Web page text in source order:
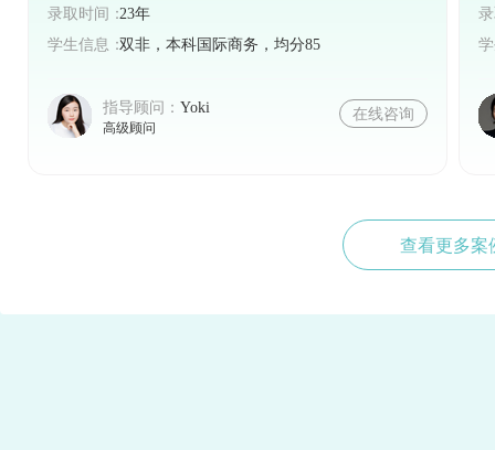
录取时间：23年
学生信息：双非，本科国际商务，均分85
指导顾问： Yoki
高级顾问
在线咨询
查看更多案